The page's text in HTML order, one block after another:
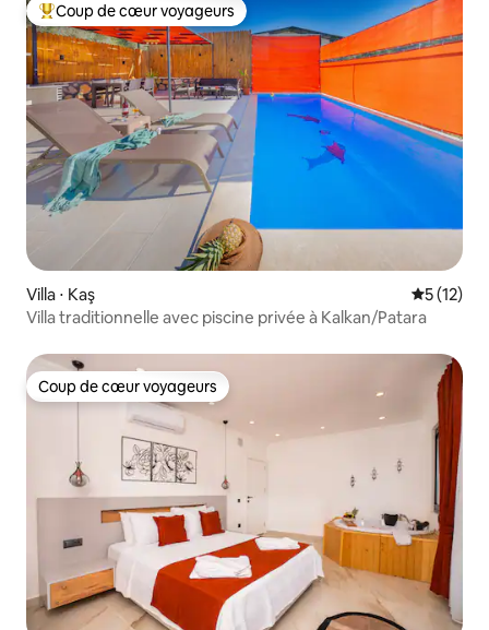
Coups de cœur voyageurs les plus appréciés
Coup de cœur voyageurs
Villa ⋅ Kaş
5 (12)
Villa traditionnelle avec piscine privée à Kalkan/Patara
Coup de cœur voyageurs
Coup de cœur voyageurs